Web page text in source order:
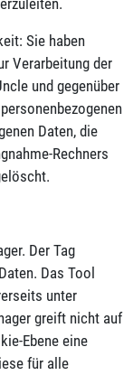
Sie haben
Verarbeitung der
und gegenüber
Daten, die
Rechners
Der Tag
Das Tool
unter
greift nicht auf
Ebene eine
für alle